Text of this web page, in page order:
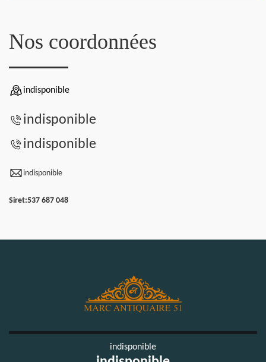
Nos coordonnées
indisponible
indisponible
indisponible
indisponible
Siret:537 687 048
indisponible